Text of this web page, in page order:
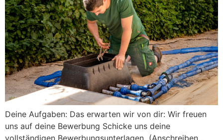
Deine Aufgaben: Das erwarten wir von dir: Wir freuen
uns auf deine Bewerbung Schicke uns deine